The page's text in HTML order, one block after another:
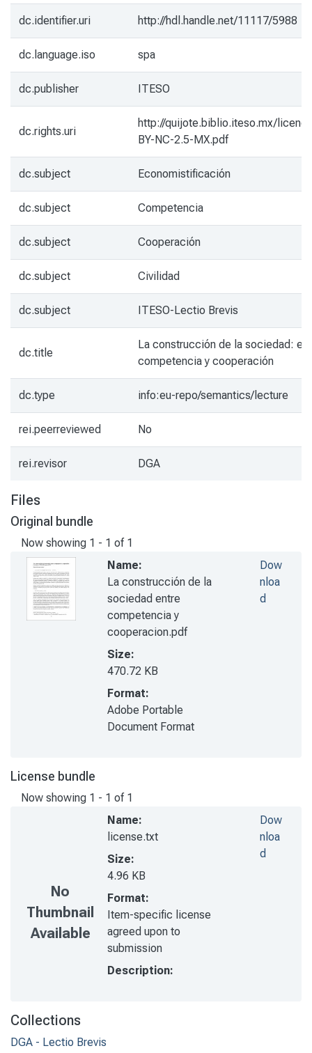
dc.identifier.uri http://hdl.handle.net/11117/5988
dc.language.iso spa
dc.publisher ITESO
dc.rights.uri
http://quijote.biblio.iteso.mx/
BY-NC-2.5-MX.pdf
dc.subject Economistificación
dc.subject Competencia
dc.subject Cooperación
dc.subject Civilidad
dc.subject ITESO-Lectio Brevis
dc.title
La construcción de la sociedad:
competencia y cooperación
dc.type info:eu-repo/semantics/lecture
rei.peerreviewed No
rei.revisor DGA
Files
Original bundle
Now showing 1 - 1 of 1
Name:
La construcción de la
sociedad entre
competencia y
cooperacion.pdf
Size:
470.72 KB
Format:
Adobe Portable
Document Format
Dow
nloa
d
License bundle
Now showing 1 - 1 of 1
No
Thumbnail
Available
Name:
license.txt
Size:
4.96 KB
Format:
Item-specific license
agreed upon to
submission
Description:
Dow
nloa
d
Collections
DGA - Lectio Brevis